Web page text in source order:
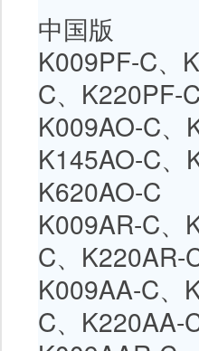
中国版
K009PF-C、
C、 K220PF-C
K009AO-C、
K145AO-C、
K620AO-C
K009AR-C、
C、 K220AR-
K009AA-C、
C、 K220AA-